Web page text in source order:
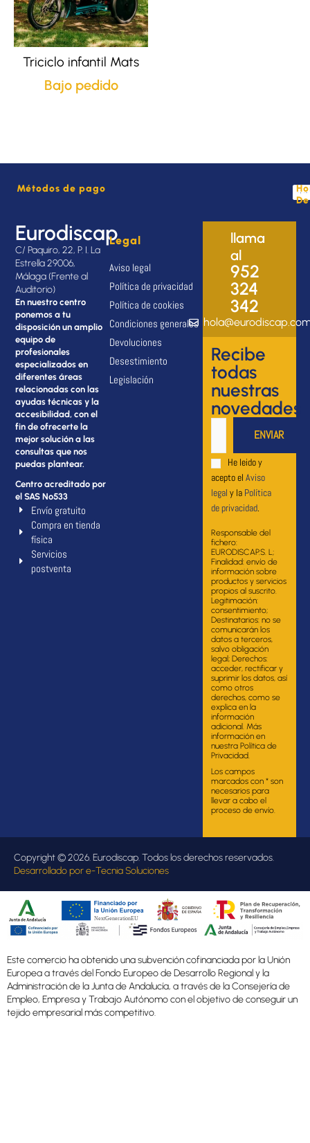
Triciclo infantil Mats
Bajo pedido
Métodos de pago
Eurodiscap
C/ Paquiro, 22, P. I. La
Estrella 29006,
Málaga (Frente al
Auditorio)
En nuestro centro
ponemos a tu
disposición un amplio
equipo de
profesionales
especializados en
diferentes áreas
relacionadas con las
ayudas técnicas y la
accesibilidad, con el
fin de ofrecerte la
mejor solución a las
consultas que nos
puedas plantear.
Centro acreditado por
el SAS Nº533
Envío gratuito
Compra en tienda
física
Servicios
postventa
Legal
Aviso legal
Política de privacidad
Política de cookies
Condiciones generales
Devoluciones
Desestimiento
Legislación
llama
al
952
324
342
Recibe
todas
nuestras
novedades
He leido y
acepto el Aviso
legal y la Política
de privacidad.
Responsable del
fichero:
EURODISCAP.S. L;
Finalidad: envío de
información sobre
productos y servicios
propios al suscrito.
Legitimación:
consentimiento;
Destinatarios: no se
comunicarán los
datos a terceros,
salvo obligación
legal; Derechos:
acceder, rectificar y
suprimir los datos, así
como otros
derechos, como se
explica en la
información
adicional. Más
información en
nuestra Política de
Privacidad.
Los campos
marcados con * son
necesarios para
llevar a cabo el
proceso de envío.
Copyright © 2026. Eurodiscap. Todos los derechos reservados.
Desarrollado pore-Tecnia Soluciones
Este comercio ha obtenido una subvención cofinanciada por la Unión
Europea a través del Fondo Europeo de Desarrollo Regional y la
Administración de la Junta de Andalucía, a través de la Consejería de
Empleo, Empresa y Trabajo Autónomo con el objetivo de conseguir un
tejido empresarial más competitivo.